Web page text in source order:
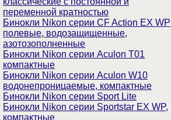
переменной кратностью
Бинокли Nikon серии СF Action EX WP
полевые, водозащищенные,
азотозополненные
Бинокли Nikon серии Aculon T01
компактные
Бинокли Nikon серии Aculon W10
водонепроницаемые, компактные
Бинокли Nikon серии Sport Lite
Бинокли Nikon серии Sportstar EX WP,
компактные